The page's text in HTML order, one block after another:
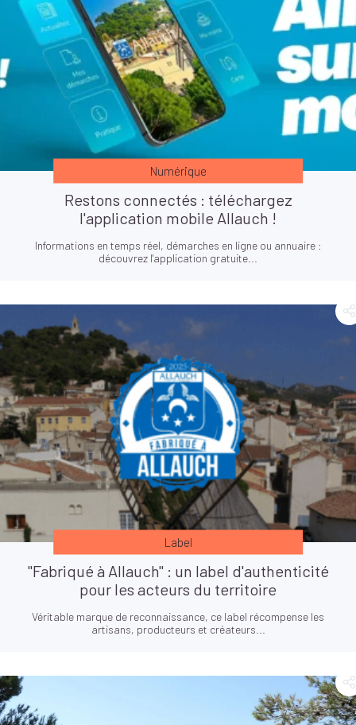
Numérique
Restons connectés : téléchargez
l'application mobile Allauch !
Informations en temps réel, démarches en ligne ou annuaire :
découvrez l'application gratuite...
Label
"Fabriqué à Allauch" : un label d'authenticité
pour les acteurs du territoire
Véritable marque de reconnaissance, ce label récompense les
artisans, producteurs et créateurs...